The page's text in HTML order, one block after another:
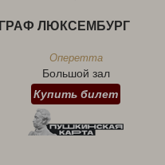
ГРАФ ЛЮКСЕМБУРГ
Оперетта
Большой зал
Купить билет